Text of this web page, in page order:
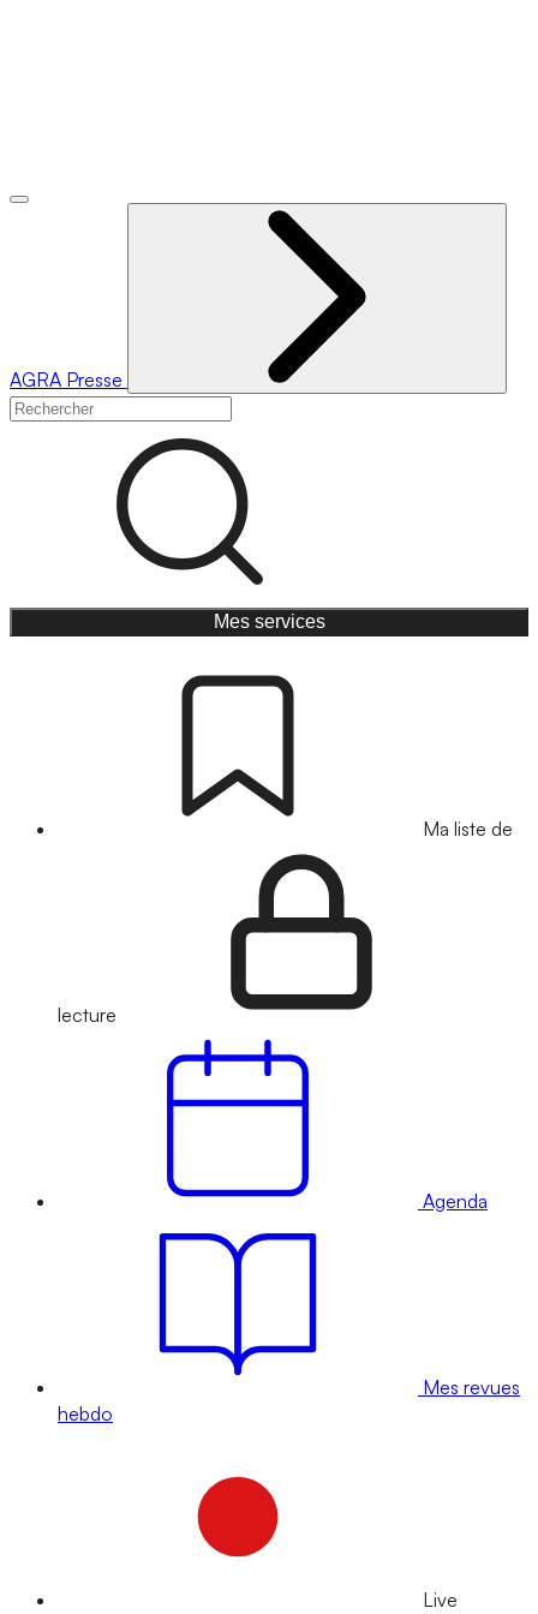
AGRA Presse
Mes services
Ma liste de
lecture
Agenda
Mes revues
hebdo
Live